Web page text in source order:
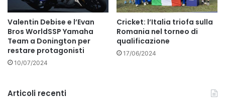
Valentin Debise e l’Evan
Bros WorldSSP Yamaha
Team a Donington per
restare protagonisti
10/07/2024
Cricket: l’Italia triofa sulla
Romania nel torneo di
qualificazione
17/06/2024
Articoli recenti